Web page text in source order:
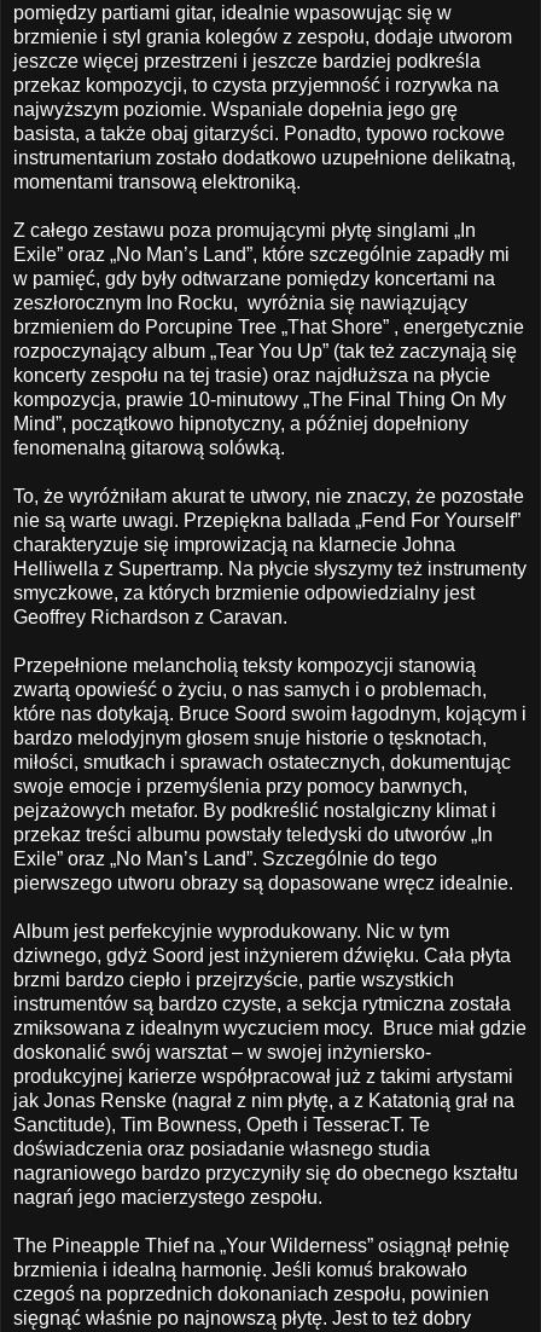
pomiędzy partiami gitar, idealnie wpasowując się w
brzmienie i styl grania kolegów z zespołu, dodaje utworom
jeszcze więcej przestrzeni i jeszcze bardziej podkreśla
przekaz kompozycji, to czysta przyjemność i rozrywka na
najwyższym poziomie. Wspaniale dopełnia jego grę
basista, a także obaj gitarzyści. Ponadto, typowo rockowe
instrumentarium zostało dodatkowo uzupełnione delikatną,
momentami transową elektroniką.
Z całego zestawu poza promującymi płytę singlami „In
Exile” oraz „No Man’s Land”, które szczególnie zapadły mi
w pamięć, gdy były odtwarzane pomiędzy koncertami na
zeszłorocznym Ino Rocku, wyróżnia się nawiązujący
brzmieniem do Porcupine Tree „That Shore” , energetycznie
rozpoczynający album „Tear You Up” (tak też zaczynają się
koncerty zespołu na tej trasie) oraz najdłuższa na płycie
kompozycja, prawie 10-minutowy „The Final Thing On My
Mind”, początkowo hipnotyczny, a później dopełniony
fenomenalną gitarową solówką.
To, że wyróżniłam akurat te utwory, nie znaczy, że pozostałe
nie są warte uwagi. Przepiękna ballada „Fend For Yourself”
charakteryzuje się improwizacją na klarnecie Johna
Helliwella z Supertramp. Na płycie słyszymy też instrumenty
smyczkowe, za których brzmienie odpowiedzialny jest
Geoffrey Richardson z Caravan.
Przepełnione melancholią teksty kompozycji stanowią
zwartą opowieść o życiu, o nas samych i o problemach,
które nas dotykają. Bruce Soord swoim łagodnym, kojącym i
bardzo melodyjnym głosem snuje historie o tęsknotach,
miłości, smutkach i sprawach ostatecznych, dokumentując
swoje emocje i przemyślenia przy pomocy barwnych,
pejzażowych metafor. By podkreślić nostalgiczny klimat i
przekaz treści albumu powstały teledyski do utworów „In
Exile” oraz „No Man’s Land”. Szczególnie do tego
pierwszego utworu obrazy są dopasowane wręcz idealnie.
Album jest perfekcyjnie wyprodukowany. Nic w tym
dziwnego, gdyż Soord jest inżynierem dźwięku. Cała płyta
brzmi bardzo ciepło i przejrzyście, partie wszystkich
instrumentów są bardzo czyste, a sekcja rytmiczna została
zmiksowana z idealnym wyczuciem mocy.
Bruce miał gdzie
doskonalić swój warsztat – w swojej inżyniersko-
produkcyjnej karierze współpracował już z takimi artystami
jak Jonas Renske (nagrał z nim płytę, a z Katatonią grał na
Sanctitude), Tim Bowness, Opeth i TesseracT. Te
doświadczenia oraz posiadanie własnego studia
nagraniowego bardzo przyczyniły się do obecnego kształtu
nagrań jego macierzystego zespołu.
The Pineapple Thief na „Your Wilderness” osiągnął pełnię
brzmienia i idealną harmonię. Jeśli komuś brakowało
czegoś na poprzednich dokonaniach zespołu, powinien
sięgnąć właśnie po najnowszą płytę. Jest to też dobry